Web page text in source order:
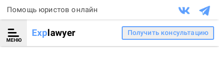
Помощь юристов онлайн
МЕНЮ
Explawyer Получить консультацию